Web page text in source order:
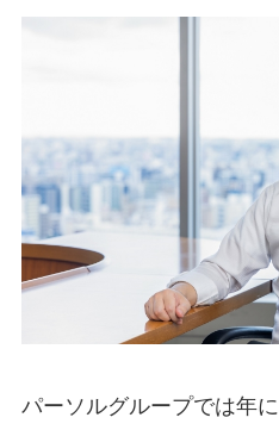
パーソルグループでは年